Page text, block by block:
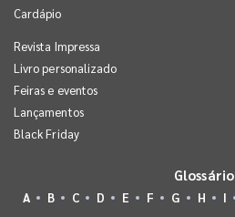
Cardápio
Revista Impressa
Livro personalizado
Feiras e eventos
Lançamentos
Black Friday
Glossário
A B C D E F G H I